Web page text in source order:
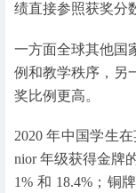
绩直接参照获奖分
一方面全球其他国
例和教学秩序，另
奖比例更高。
2020 年中国学生
nior 年级获得金牌
1% 和 18.4%；铜